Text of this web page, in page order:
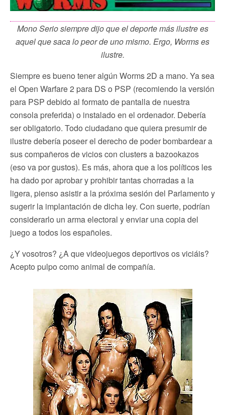
Mono Serio siempre dijo que el deporte más ilustre es
aquel que saca lo peor de uno mismo. Ergo, Worms es
ilustre.
Siempre es bueno tener algún Worms 2D a mano. Ya sea
el Open Warfare 2 para DS o PSP (recomiendo la versión
para PSP debido al formato de pantalla de nuestra
consola preferida) o instalado en el ordenador. Debería
ser obligatorio. Todo ciudadano que quiera presumir de
ilustre debería poseer el derecho de poder bombardear a
sus compañeros de vicios con clusters a bazookazos
(eso va por gustos). Es más, ahora que a los políticos les
ha dado por aprobar y prohibir tantas chorradas a la
ligera, pienso asistir a la próxima sesión del Parlamento y
sugerir la implantación de dicha ley. Con suerte, podrían
considerarlo un arma electoral y enviar una copia del
juego a todos los españoles.
¿Y vosotros? ¿A que videojuegos deportivos os viciáis?
Acepto pulpo como animal de compañía.